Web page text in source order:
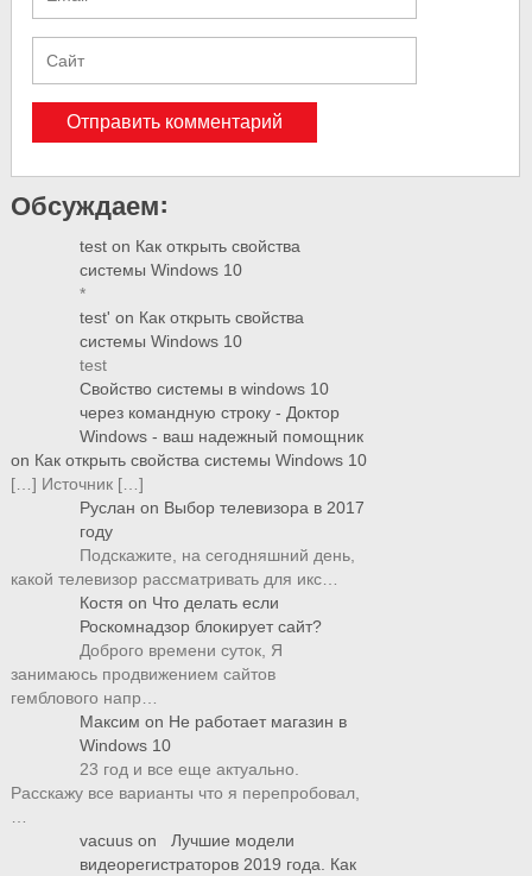
Обсуждаем:
test on Как открыть свойства
системы Windows 10
*
test' on Как открыть свойства
системы Windows 10
test
Свойство системы в windows 10
через командную строку - Доктор
Windows - ваш надежный помощник
on Как открыть свойства системы Windows 10
[…] Источник […]
Руслан on Выбор телевизора в 2017
году
Подскажите, на сегодняшний день,
какой телевизор рассматривать для икс…
Костя on Что делать если
Роскомнадзор блокирует сайт?
Доброго времени суток, Я
занимаюсь продвижением сайтов
гемблового напр…
Максим on Не работает магазин в
Windows 10
23 год и все еще актуально.
Расскажу все варианты что я перепробовал,
vacuus on
Лучшие модели
видеорегистраторов 2019 года. Как